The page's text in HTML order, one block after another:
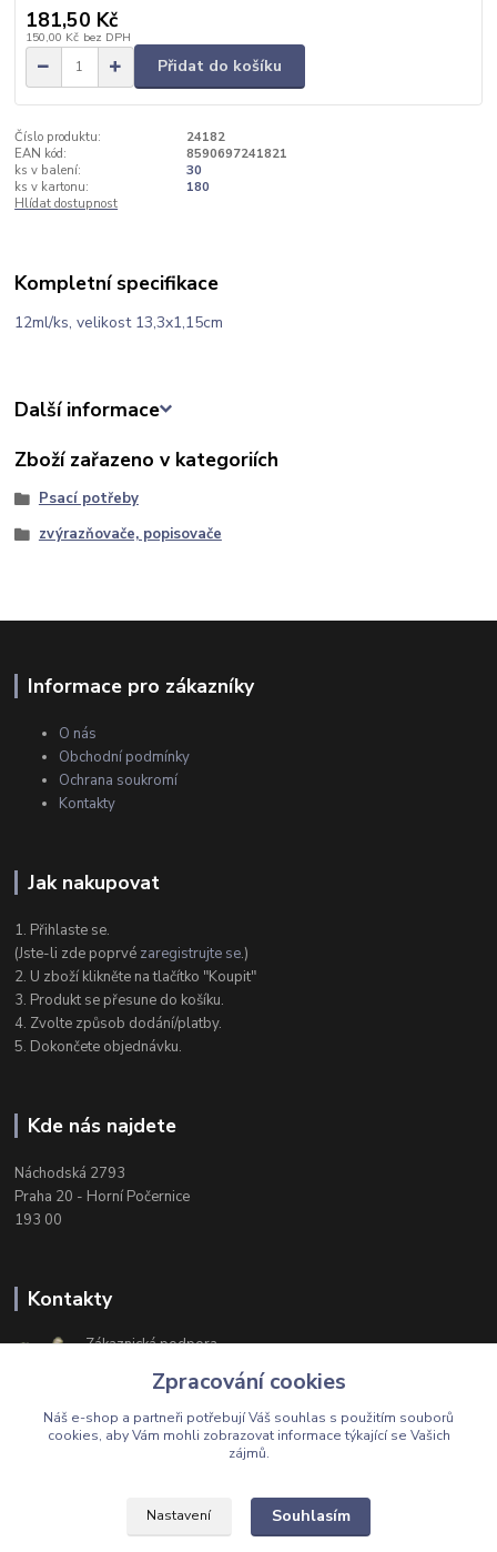
181,50 Kč
150,00 Kč bez DPH
Přidat do košíku
Číslo produktu:
24182
EAN kód:
8590697241821
ks v balení:
30
ks v kartonu:
180
Hlídat dostupnost
Kompletní specifikace
12ml/ks, velikost 13,3x1,15cm
Další informace
Zboží zařazeno v kategoriích
Psací potřeby
zvýrazňovače, popisovače
Informace pro zákazníky
O nás
Obchodní podmínky
Ochrana soukromí
Kontakty
Jak nakupovat
1. Přihlaste se.
(Jste-li zde poprvé zaregistrujte se.)
2. U zboží klikněte na tlačítko "Koupit"
3. Produkt se přesune do košíku.
4. Zvolte způsob dodání/platby.
5. Dokončete objednávku.
Kde nás najdete
Náchodská 2793
Praha 20 - Horní Počernice
193 00
Kontakty
Zákaznická podpora
+420 603 174 975
Po-Čt, 8-16 hod. Pá 8-14 hod.
Upravit sběr cookies.
Zpracování cookies
Náš e-shop a partneři potřebují Váš souhlas s použitím souborů
cookies, aby Vám mohli zobrazovat informace týkající se Vašich
zájmů.
Nastavení Souhlasím